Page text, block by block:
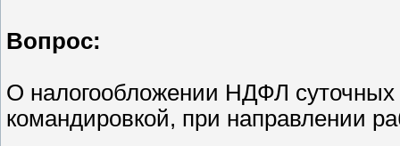
Вопрос:
О налогообложении НДФЛ
командировкой, при направлении